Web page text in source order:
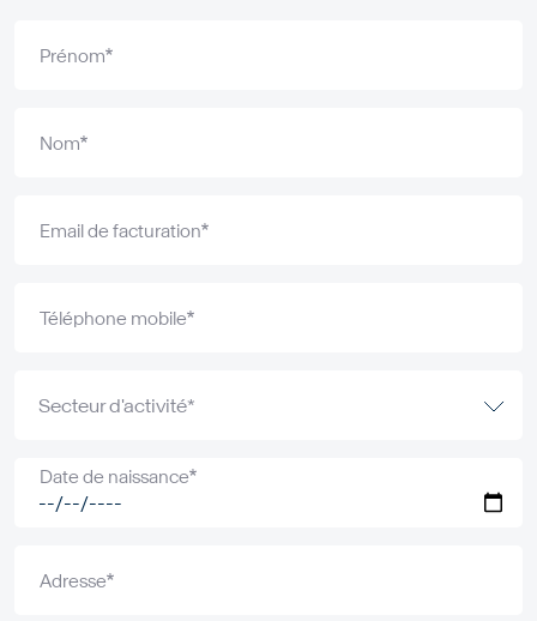
Prénom
Nom
Email de facturation
Téléphone mobile
Date de naissance
Adresse